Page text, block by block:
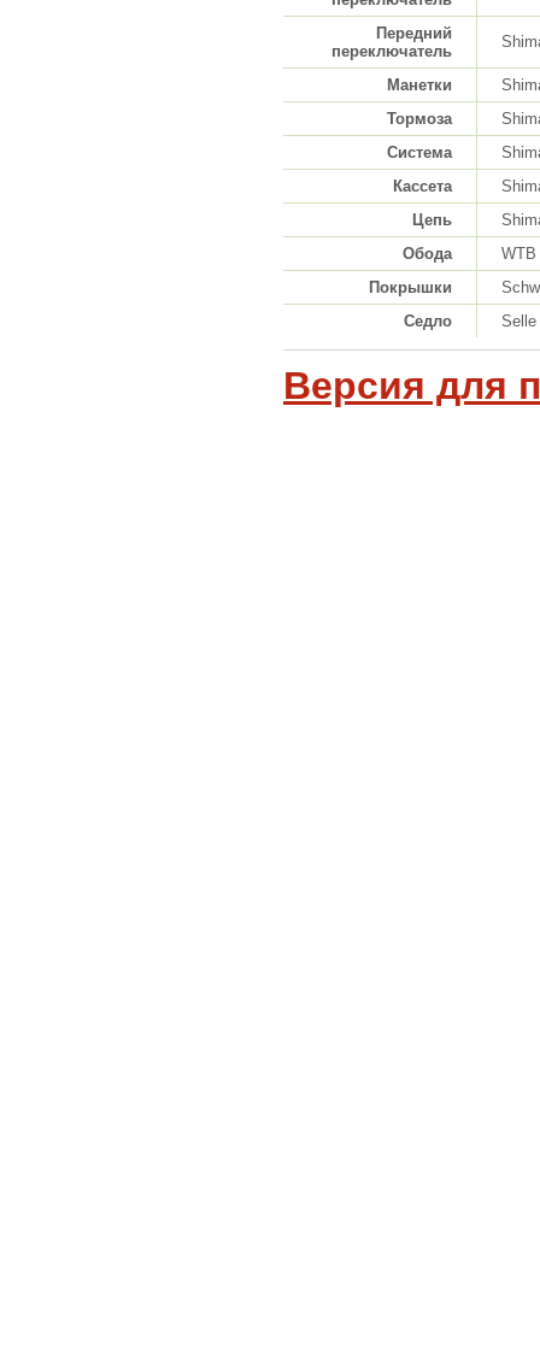
Передний
переключатель
Манетки
Тормоза
Система
Кассета
Цепь
Обода
WTB
Покрышки
Седло
Selle
Версия для